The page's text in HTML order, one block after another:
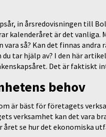
in årsredovisningen till
är det vanliga.
så? Kan det finnas andra
tar hjälp av? I den här
Det är faktiskt
behov
är bäst för företagets
verksamhet kan det vara
året se hur det ekonomiska